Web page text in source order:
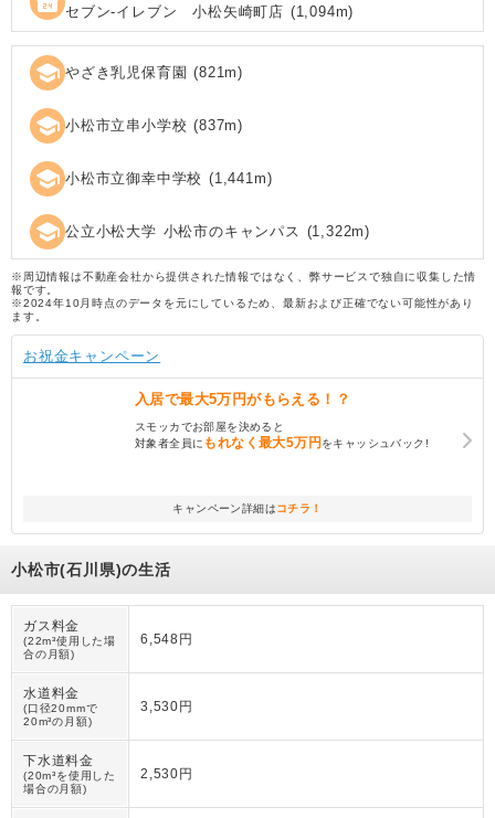
セブン‐イレブン 小松矢崎町店 (1,094m)
school やざき乳児保育園 (821m)
school 小松市立串小学校 (837m)
school 小松市立御幸中学校 (1,441 m)
school 公立小松大学 小松市のキャンパス (1,322m)
※周辺情報は不動産会社から提供された情報ではなく、弊サービスで独自に収集した情
報です。
※2024年10月時点のデータを元にしているため、最新および正確でない可能性があり
ます。
お祝金キャンペーン
入居で最大5万円がもらえる！？
スモッカでお部屋を決めると
対象者全員に もれなく最大5万円をキャッシュバック!
キャンペーン詳細はコチラ！
小松市(石川県)の生活
ガス料金
(22m³使用した場
合の月額)
6,548円
水道料金
(口径20mmで
20m³の月額)
3,530円
下水道料金
(20m³を使用した
場合の月額)
2,530円